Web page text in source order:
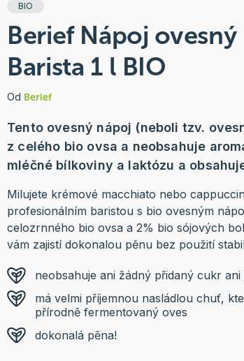
BIO
Berief Nápoj ovesný
Barista 1 l BIO
Od Berief
Tento ovesný nápoj (neboli tzv.
z celého bio ovsa a neobsahuje
mléčné bílkoviny a laktózu a
Milujete krémové macchiato nebo
profesionálním baristou s bio ovesným
celozrnného bio ovsa a 2% bio sójových
vám zajistí dokonalou pěnu bez použití
neobsahuje ani žádný přidaný cukr ani
má velmi příjemnou nasládlou chuť,
přírodně fermentovaný oves
dokonalá pěna!